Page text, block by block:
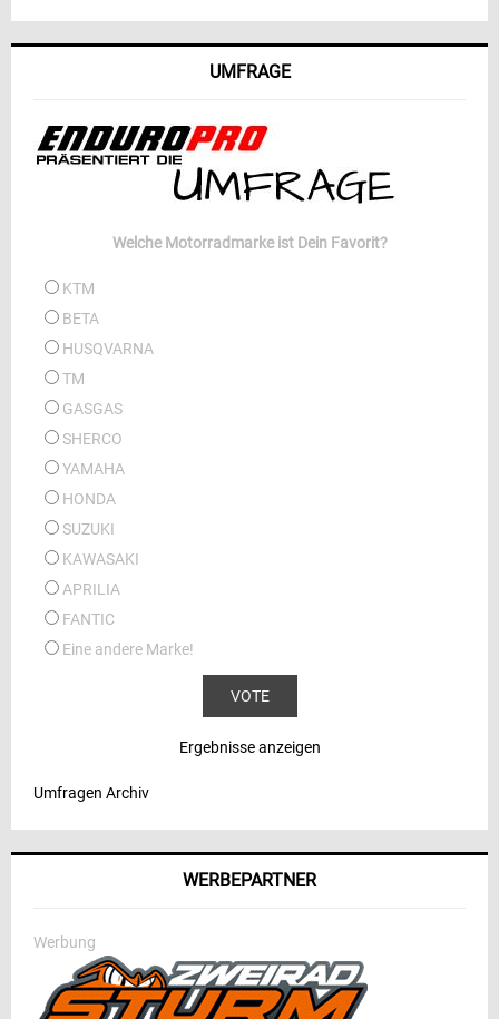
UMFRAGE
Welche Motorradmarke ist Dein Favorit?
KTM
BETA
HUSQVARNA
TM
GASGAS
SHERCO
YAMAHA
HONDA
SUZUKI
KAWASAKI
APRILIA
FANTIC
Eine andere Marke!
Ergebnisse anzeigen
Umfragen Archiv
WERBEPARTNER
Werbung